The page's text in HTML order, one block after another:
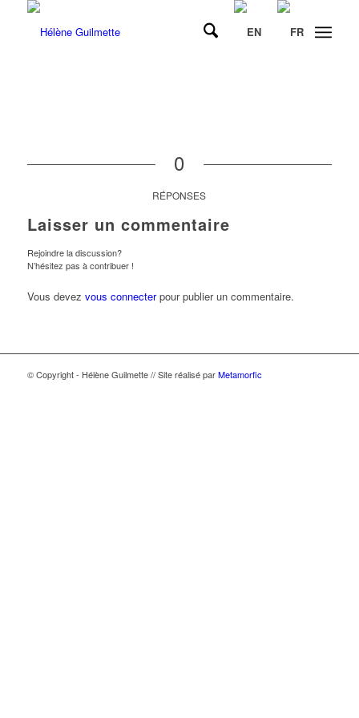
0
RÉPONSES
Laisser un commentaire
Rejoindre la discussion?
N’hésitez pas à contribuer !
Vous devez vous connecterpour publier un commentaire.
© Copyright - Hélène Guilmette // Site réalisé parMetamorfic